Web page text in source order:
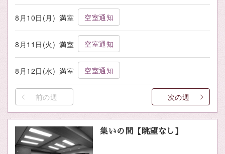
8月10日(月) 満室 空室通知
8月11日(火) 満室 空室通知
8月12日(水) 満室 空室通知
前の週 次の週
集いの間【眺望なし】